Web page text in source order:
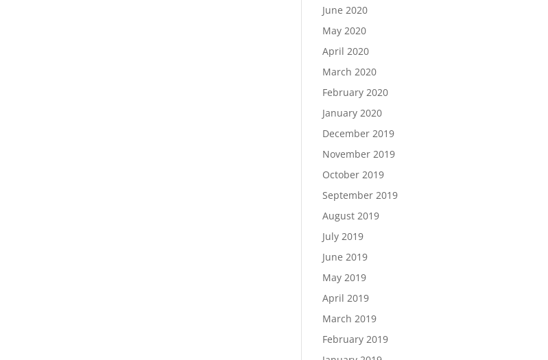
June 2020
May 2020
April 2020
March 2020
February 2020
January 2020
December 2019
November 2019
October 2019
September 2019
August 2019
July 2019
June 2019
May 2019
April 2019
March 2019
February 2019